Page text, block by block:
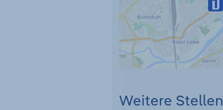
Weitere Stellen